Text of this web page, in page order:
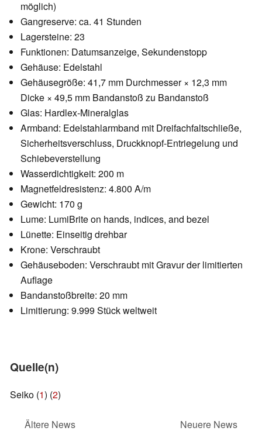
möglich)
Gangreserve: ca. 41 Stunden
Lagersteine: 23
Funktionen: Datumsanzeige, Sekundenstopp
Gehäuse: Edelstahl
Gehäusegröße: 41,7 mm Durchmesser × 12,3 mm
Dicke × 49,5 mm Bandanstoß zu Bandanstoß
Glas: Hardlex-Mineralglas
Armband: Edelstahlarmband mit Dreifachfaltschließe,
Sicherheitsverschluss, Druckknopf-Entriegelung und
Schiebeverstellung
Wasserdichtigkeit: 200 m
Magnetfeldresistenz: 4.800 A/m
Gewicht: 170 g
Lume: LumiBrite on hands, indices, and bezel
Lünette: Einseitig drehbar
Krone: Verschraubt
Gehäuseboden: Verschraubt mit Gravur der limitierten
Auflage
Bandanstoßbreite: 20 mm
Limitierung: 9.999 Stück weltweit
Quelle(n)
Seiko (1) (2)
Ältere News Neuere News